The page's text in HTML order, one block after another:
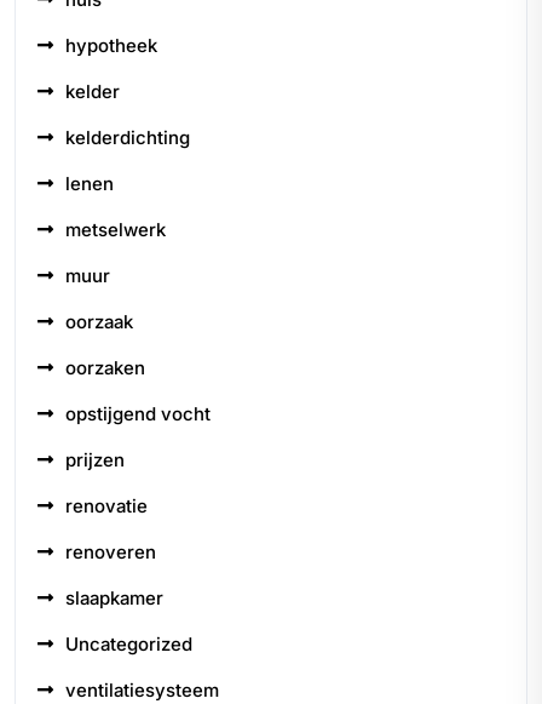
hypotheek
kelder
kelderdichting
lenen
metselwerk
muur
oorzaak
oorzaken
opstijgend vocht
prijzen
renovatie
renoveren
slaapkamer
Uncategorized
ventilatiesysteem